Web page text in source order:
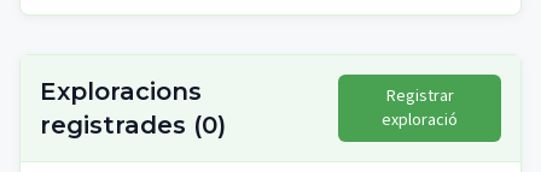
Exploracions
registrades (0)
Registrar
exploració